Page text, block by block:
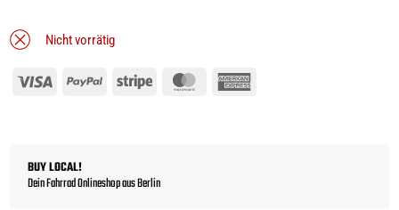
Nicht vorrätig
Visa PayPal Stripe MasterCard
BUY LOCAL!
Dein Fahrrad Onlineshop aus Berlin